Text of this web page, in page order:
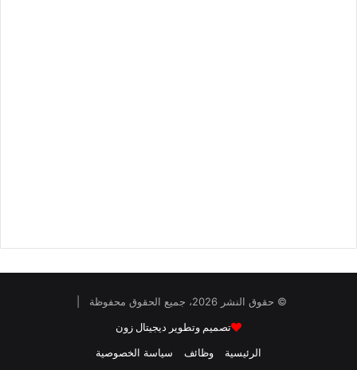
© حقوق النشر 2026، جميع الحقوق محفوظة |
تصميم وتطوير ديجيتال زون
الرئيسية وظائف سياسة الخصوصية